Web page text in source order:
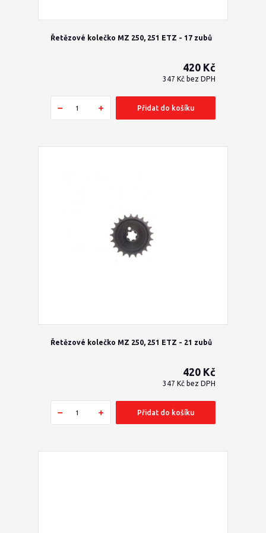
Řetězové kolečko MZ 250, 251 ETZ - 17 zubů
420 Kč
347 Kč bez DPH
Přidat do košíku
Řetězové kolečko MZ 250, 251 ETZ - 21 zubů
420 Kč
347 Kč bez DPH
Přidat do košíku